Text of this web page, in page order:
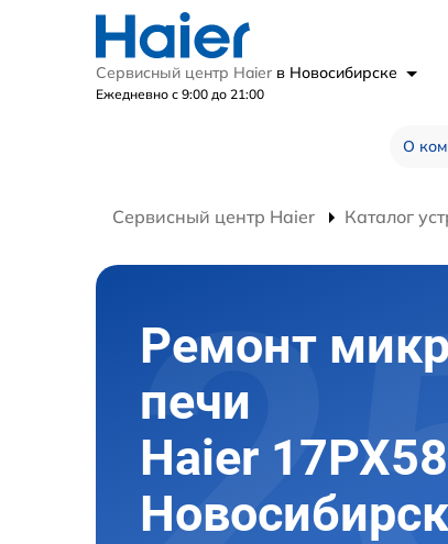
Сервисный центр Haier в Новосибирске
Ежедневно с 9:00 до 21:00
О
Сервисный центр Haier Каталог
Ремонт
печи
Haier